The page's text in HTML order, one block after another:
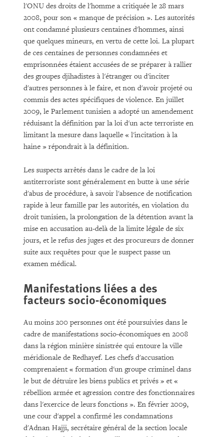
l'ONU des droits de l'homme a critiquée le 28 mars
2008, pour son « manque de précision ». Les autorités
ont condamné plusieurs centaines d'hommes, ainsi
que quelques mineurs, en vertu de cette loi. La plupart
de ces centaines de personnes condamnées et
emprisonnées étaient accusées de se préparer à rallier
des groupes djihadistes à l'étranger ou d'inciter
d'autres personnes à le faire, et non d'avoir projeté ou
commis des actes spécifiques de violence. En juillet
2009, le Parlement tunisien a adopté un amendement
réduisant la définition par la loi d'un acte terroriste en
limitant la mesure dans laquelle « l'incitation à la
haine » répondrait à la définition.
Les suspects arrêtés dans le cadre de la loi
antiterroriste sont généralement en butte à une série
d'abus de procédure, à savoir l'absence de notification
rapide à leur famille par les autorités, en violation du
droit tunisien, la prolongation de la détention avant la
mise en accusation au-delà de la limite légale de six
jours, et le refus des juges et des procureurs de donner
suite aux requêtes pour que le suspect passe un
examen médical.
Manifestations liées a des
facteurs socio-économiques
Au moins 200 personnes ont été poursuivies dans le
cadre de manifestations socio-économiques en 2008
dans la région minière sinistrée qui entoure la ville
méridionale de Redhayef. Les chefs d'accusation
comprenaient « formation d'un groupe criminel dans
le but de détruire les biens publics et privés » et «
rébellion armée et agression contre des fonctionnaires
dans l'exercice de leurs fonctions ». En février 2009,
une cour d'appel a confirmé les condamnations
d'Adnan Hajji, secrétaire général de la section locale